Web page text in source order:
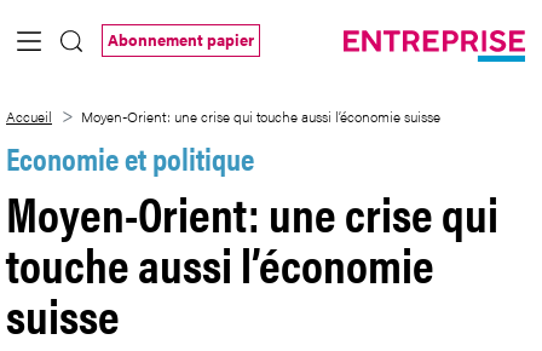
Saut au contenu principal
Abonnement papier
Accueil Moyen-Orient: une crise qui touche aussi l’économie suisse
Economie et politique
Moyen-Orient: une crise qui
touche aussi l’économie
suisse